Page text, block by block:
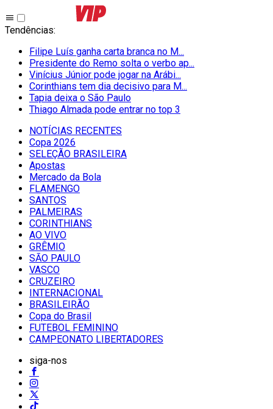
Tendências:
Filipe Luís ganha carta branca no M...
Presidente do Remo solta o verbo ap...
Vinícius Júnior pode jogar na Arábi...
Corinthians tem dia decisivo para M...
Tapia deixa o São Paulo
Thiago Almada pode entrar no top 3
NOTÍCIAS RECENTES
Copa 2026
SELEÇÃO BRASILEIRA
Apostas
Mercado da Bola
FLAMENGO
SANTOS
PALMEIRAS
CORINTHIANS
AO VIVO
GRÊMIO
SĀO PAULO
VASCO
CRUZEIRO
INTERNACIONAL
BRASILEIRÃO
Copa do Brasil
FUTEBOL FEMININO
CAMPEONATO LIBERTADORES
siga-nos